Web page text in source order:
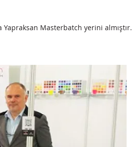
Masterbatch yerini almıştır.